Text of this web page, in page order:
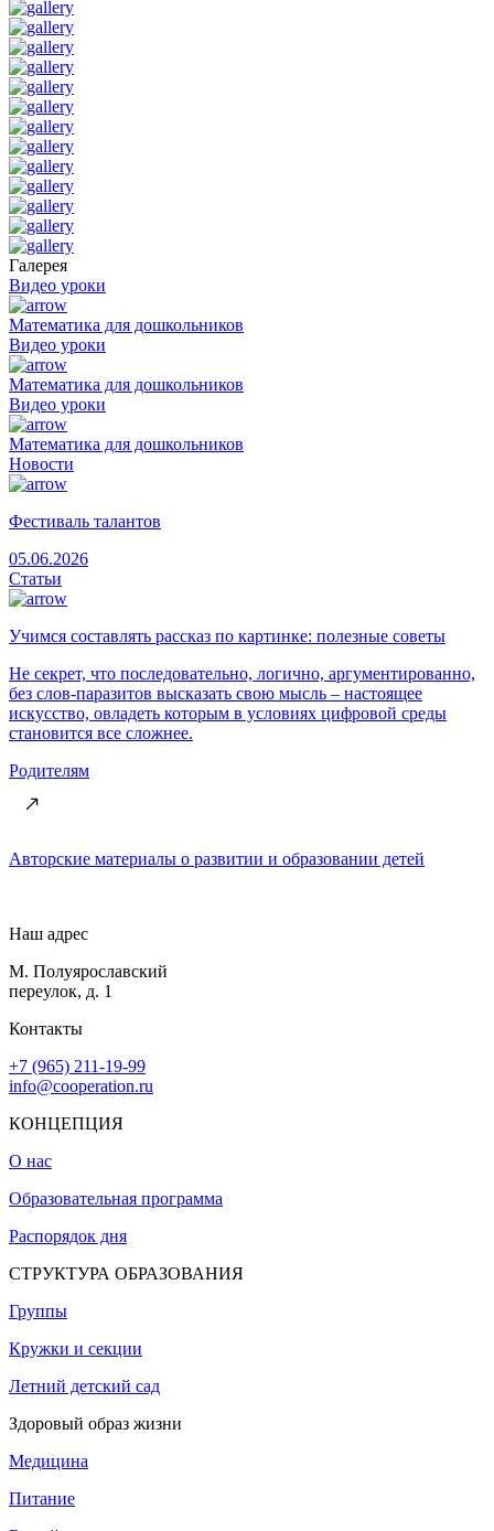
Галерея
Видео уроки
Математика для дошкольников
Видео уроки
Математика для дошкольников
Видео уроки
Математика для дошкольников
Новости
Фестиваль талантов
05.06.2026
Статьи
Учимся составлять рассказ по картинке: полезные советы
Не секрет, что последовательно, логично, аргументированно,
без слов-паразитов высказать свою мысль – настоящее
искусство, овладеть которым в условиях цифровой среды
становится все сложнее.
Родителям
Авторские материалы о развитии и образовании детей
Наш адрес
М. Полуярославский
переулок, д. 1
Контакты
+7 (965) 211-19-99
info@cooperation.ru
КОНЦЕПЦИЯ
О нас
Образовательная программа
Распорядок дня
СТРУКТУРА ОБРАЗОВАНИЯ
Группы
Кружки и секции
Летний детский сад
Здоровый образ жизни
Медицина
Питание